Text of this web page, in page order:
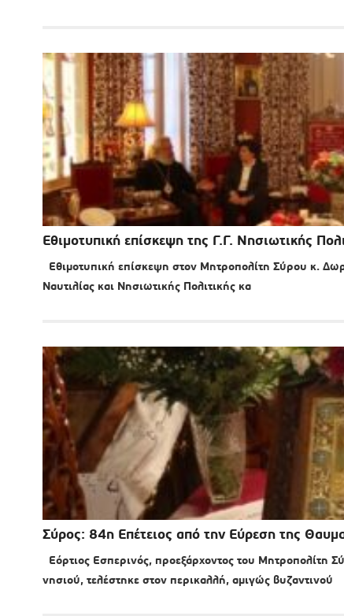
Εθιμοτυπική επίσκεψη της Γ.Γ. Νησιωτικής
Εθιμοτυπική επίσκεψη στον Μητροπολίτη Σύρου κ.
Ναυτιλίας και Νησιωτικής Πολιτικής κα
Σύρος: 84η Επέτειος από την Εύρεση της
Εόρτιος Εσπερινός, προεξάρχοντος του
νησιού, τελέστηκε στον περικαλλή, αμιγώς βυζαντινού